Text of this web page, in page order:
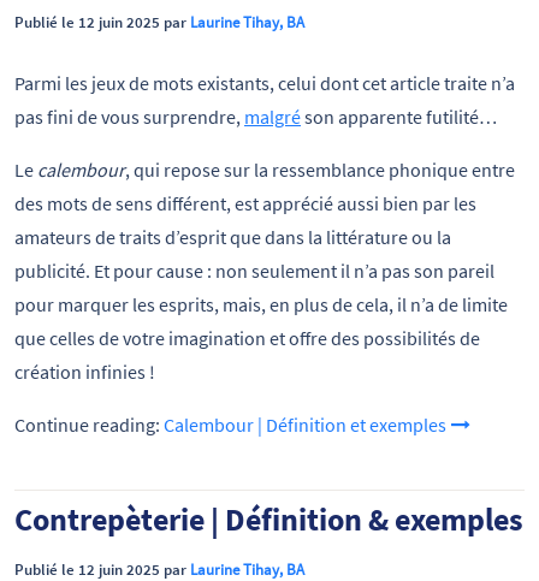
Publié le 12 juin 2025 par Laurine Tihay, BA
Parmi les jeux de mots existants, celui dont cet article traite n’a
pas fini de vous surprendre, malgréson apparente futilité…
Le calembour, qui repose sur la ressemblance phonique entre
des mots de sens différent, est apprécié aussi bien par les
amateurs de traits d’esprit que dans la littérature ou la
publicité. Et pour cause : non seulement il n’a pas son pareil
pour marquer les esprits, mais, en plus de cela, il n’a de limite
que celles de votre imagination et offre des possibilités de
création infinies !
Continue reading: Calembour | Définition et exemples
Contrepèterie | Définition & exemples
Publié le 12 juin 2025 par Laurine Tihay, BA